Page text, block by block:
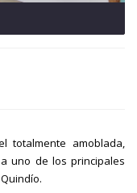
totalmente amoblada,
uno de los principales